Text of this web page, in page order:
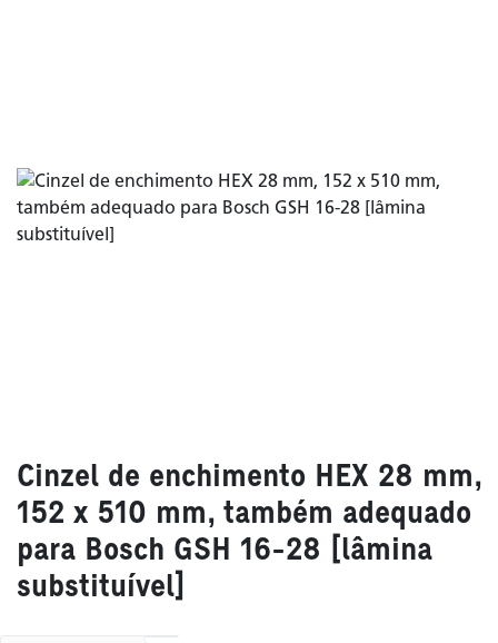
Cinzel de enchimento HEX 28 mm,
152 x 510 mm, também adequado
para Bosch GSH 16-28 [lâmina
substituível]